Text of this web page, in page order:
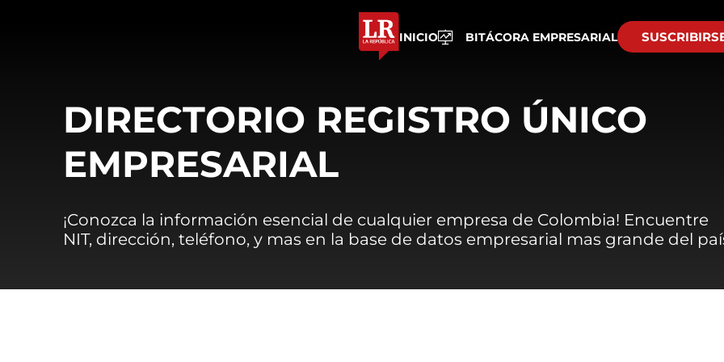
INICIO BITÁCORA EMPRESARIAL
DIRECTORIO REGISTRO ÚNICO
EMPRESARIAL
¡Conozca la información esencial de cualquier empresa de Colombia! Encuentre
NIT, dirección, teléfono, y mas en la base de datos empresarial mas grande del